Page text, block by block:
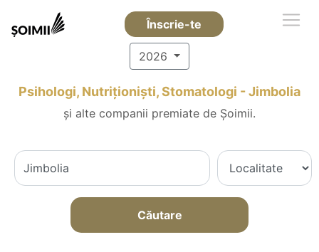
Înscrie-te
2026
Psihologi, Nutriționiști, Stomatologi - Jimbolia
și alte companii premiate de Șoimii.
Căutare